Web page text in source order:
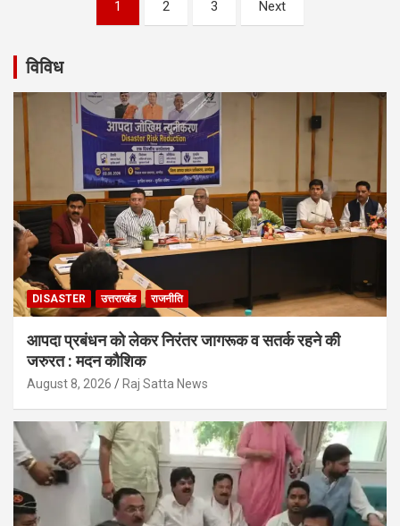
navigation
1 2 3 Next
विविध
DISASTER उत्तराखंड राजनीति
आपदा प्रबंधन को लेकर निरंतर जागरूक व सतर्क रहने की
जरुरत : मदन कौशिक
August 8, 2026 Raj Satta News